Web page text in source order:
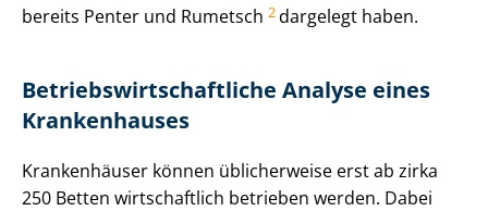
bereits Penter und Rumetsch 2dargelegt haben.
Be­triebs­wirt­schaft­li­che Analyse eines
Krankenhauses
Krankenhäuser können üblicherweise erst ab zirka
250 Betten wirtschaftlich betrieben werden. Dabei